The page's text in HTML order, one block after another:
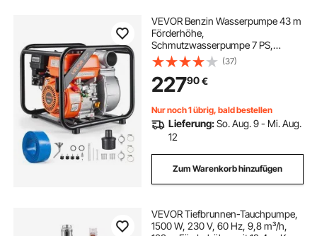
VEVOR Benzin Wasserpumpe 43 m
Förderhöhe,
Schmutzwasserpumpe 7 PS,
Tragbare Motorpumpe,
Benzinmotor mit 762 cm
Auslassschlauch,
Gusseisenlaufrad, Gartenpumpe für
Bewässerung, Teiche & Pools
(37)
22790€
Nur noch 1 übrig, bald bestellen
Lieferung:So. Aug. 9 - Mi. Aug.
12
Zum Warenkorb hinzufügen
VEVOR Tiefbrunnen-Tauchpumpe,
1500 W, 230 V, 60 Hz, 9,8 m³/h,